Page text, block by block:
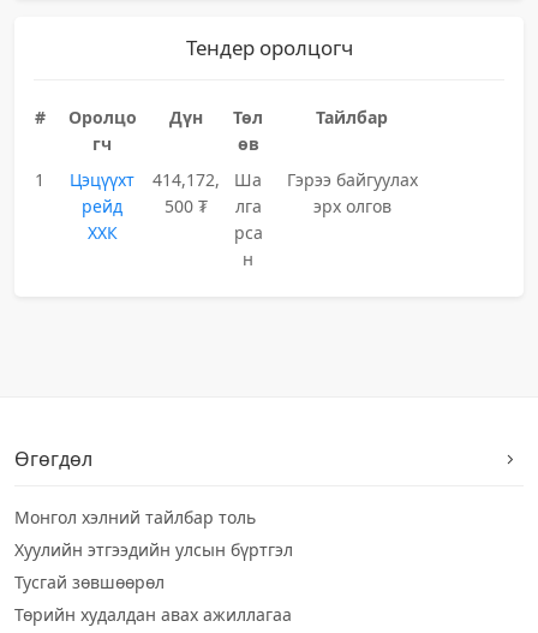
Тендер оролцогч
#
Оролцо
гч
Дүн
Төл
өв
Тайлбар
1
Цэцүүхт
рейд
ХХК
414,172,
500 ₮
Ша
лга
рса
н
Гэрээ байгуулах
эрх олгов
Өгөгдөл
Монгол хэлний тайлбар толь
Хуулийн этгээдийн улсын бүртгэл
Тусгай зөвшөөрөл
Төрийн худалдан авах ажиллагаа